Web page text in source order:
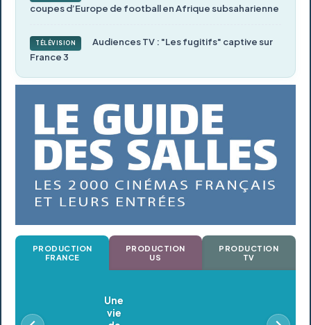
coupes d’Europe de football en Afrique subsaharienne
TÉLÉVISION
Audiences TV : "Les fugitifs" captive sur
France 3
PRODUCTION
FRANCE
PRODUCTION
US
PRODUCTION
TV
Oldeupe
En postproduction